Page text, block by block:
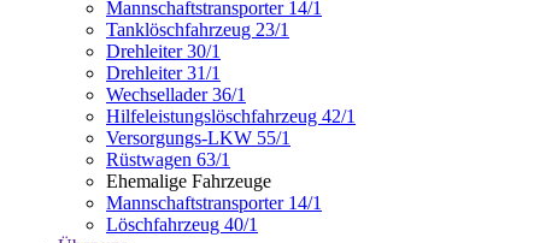
Mannschaftstransporter 14/1
Tanklöschfahrzeug 23/1
Drehleiter 30/1
Drehleiter 31/1
Wechsellader 36/1
Hilfeleistungslöschfahrzeug 42/1
Versorgungs-LKW 55/1
Rüstwagen 63/1
Ehemalige Fahrzeuge
Mannschaftstransporter 14/1
Löschfahrzeug 40/1